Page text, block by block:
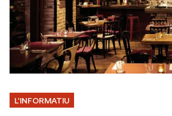
L'INFORMATIU